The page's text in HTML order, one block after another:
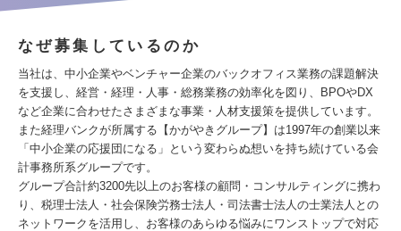
なぜ募集しているのか
当社は、中小企業やベンチャー企業のバックオフィス業務の課題解決
を支援し、経営・経理・人事・総務業務の効率化を図り、BPOやDX
など企業に合わせたさまざまな事業・人材支援策を提供しています。
また経理バンクが所属する【かがやきグループ】は1997年の創業以来
「中小企業の応援団になる」という変わらぬ想いを持ち続けている会
計事務所系グループです。
グループ合計約3200先以上のお客様の顧問・コンサルティングに携わ
り、税理士法人・社会保険労務士法人・司法書士法人の士業法人との
ネットワークを活用し、お客様のあらゆる悩みにワンストップで対応